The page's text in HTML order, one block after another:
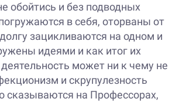
обойтись и без подводных
в себя, оторваны от
зацикливаются на одном и
идеями и как итог их
может ни к чему не
и скрупулезность
сказываются на Профессорах,